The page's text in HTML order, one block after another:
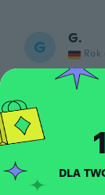
G G.
Rok
około
T
około
DLA